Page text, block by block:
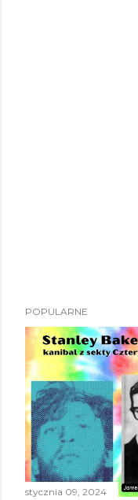
POPULARNE
stycznia 09, 2024